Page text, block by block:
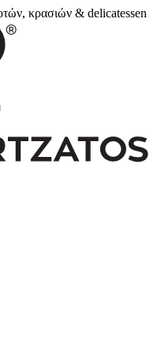
κρασιών & delicatessen